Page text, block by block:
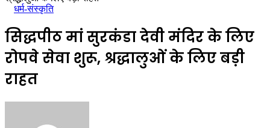
धर्म-संस्कृति
सिद्धपीठ मां सुरकंडा देवी मंदिर के लिए
रोपवे सेवा शुरू, श्रद्धालुओं के लिए बड़ी
राहत